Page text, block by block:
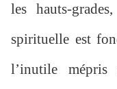
les hauts-
spirituelle est
l’inutile